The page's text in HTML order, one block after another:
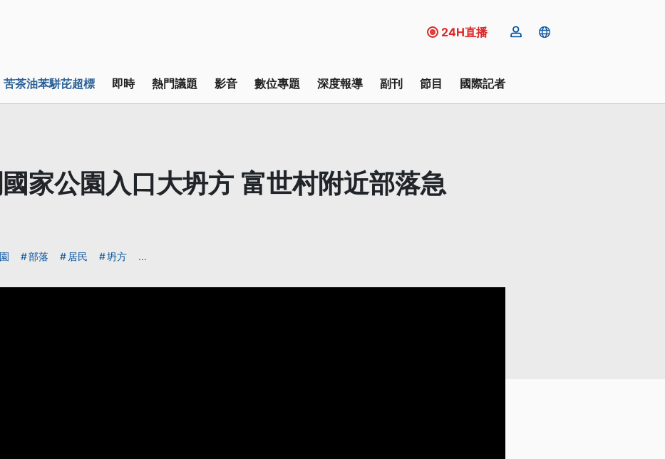
24H直播
苦茶油苯駢芘超標 即時 熱門議題 影音 數位專題 深度報導 副刊 節目 國際記者
家公園入口大坍方 富世村附近部落急
部落 居民 坍方 ...